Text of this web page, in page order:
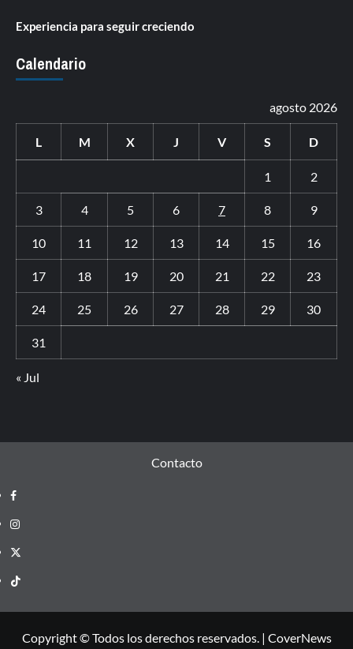
Experiencia para seguir creciendo
Calendario
agosto 2026
L M X J V S D
1 2
3 4 5 6 7 8 9
10 11 12 13 14 15 16
17 18 19 20 21 22 23
24 25 26 27 28 29 30
31
« Jul
Contacto
Copyright © Todos los derechos reservados. | CoverNews